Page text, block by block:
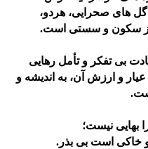
گل های صحرایی، هردو،
سکون و سستی است.
بی تفکر و تأمل رهایی
و ارزش آن، به اندیشه و
بهایی نیست؛
خاکی است بی بذر.